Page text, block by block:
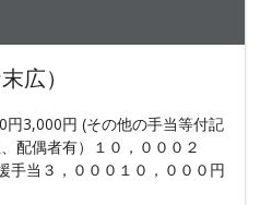
広）
3,000円 (その他の手当等付記
配偶者有）１０，０００２
手当３，０００１０，０００円